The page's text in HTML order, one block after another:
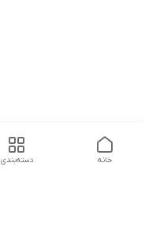
دسته‌بندی خانه